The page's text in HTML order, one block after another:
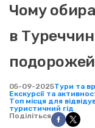
Чому
в
подорожей
05-09-2025Тури та
Екскурсії та
Топ місця для
туристичний гід
Поділіться